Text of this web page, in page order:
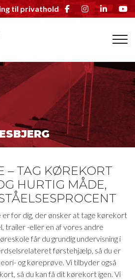
til privathold
– TAG KØREKORT
HURTIG MÅDE,
for dig, der ønsker at tage kørekort
trailer -eller en af vores andre
får du grundig undervisning i
førstehjælp, så du er
og køreprøve. Vi tilbyder også
så du kan få dit kørekort igen. Vi